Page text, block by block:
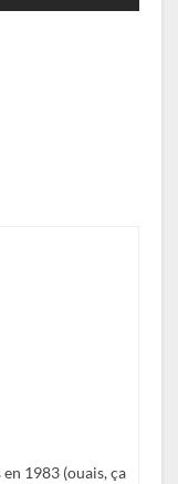
1983 (ouais, ça